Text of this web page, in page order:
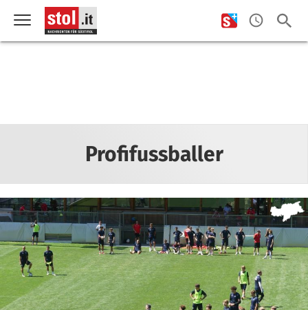
Profifussballer